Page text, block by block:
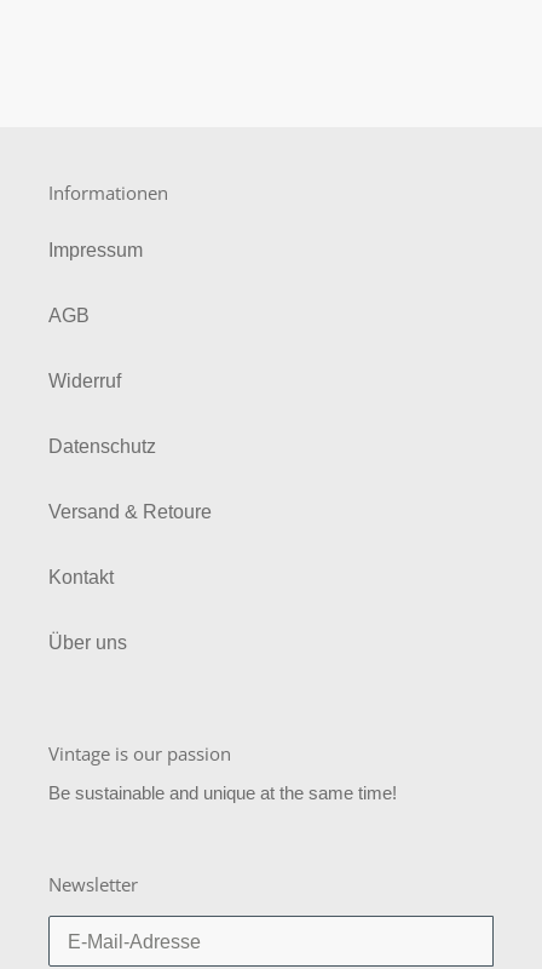
Informationen
Impressum
AGB
Widerruf
Datenschutz
Versand & Retoure
Kontakt
Über uns
Vintage is our passion
Be sustainable and unique at the same time!
Newsletter